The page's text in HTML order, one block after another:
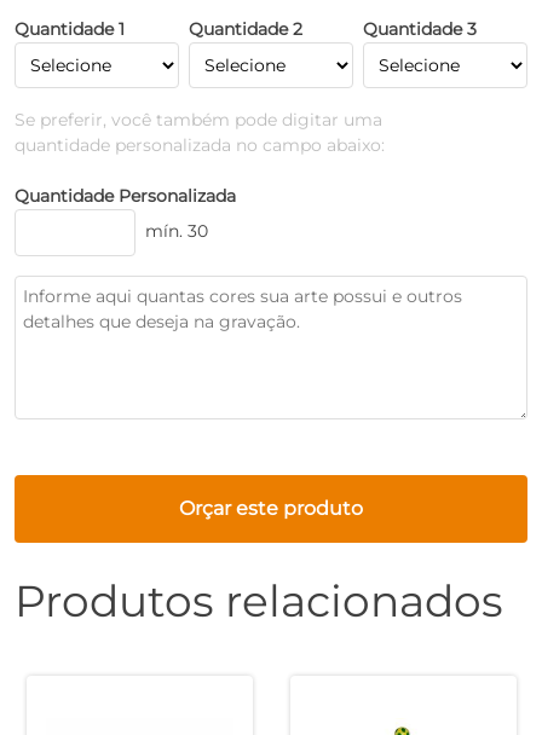
Quantidade 1 Quantidade 2 Quantidade 3
Se preferir, você também pode digitar uma
quantidade personalizada no campo abaixo:
Quantidade Personalizada
mín. 30
Orçar este produto
Produtos relacionados